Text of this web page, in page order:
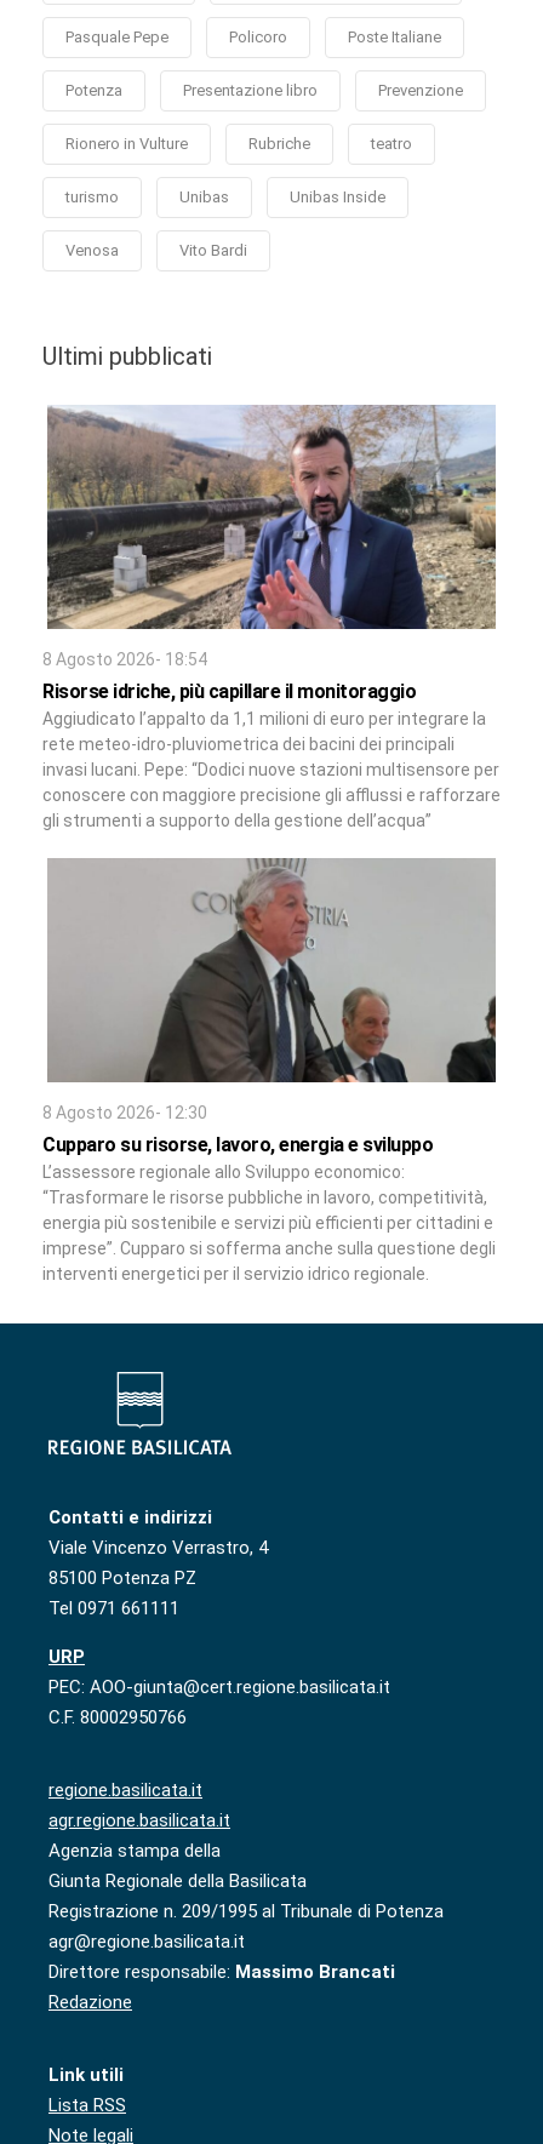
Pasquale Pepe Policoro Poste Italiane
Potenza Presentazione libro Prevenzione
Rionero in Vulture Rubriche teatro
turismo Unibas Unibas Inside
Venosa Vito Bardi
Ultimi pubblicati
8 Agosto 2026- 18:54
Risorse idriche, più capillare il monitoraggio
Aggiudicato l’appalto da 1,1 milioni di euro per integrare la
rete meteo-idro-pluviometrica dei bacini dei principali
invasi lucani. Pepe: “Dodici nuove stazioni multisensore per
conoscere con maggiore precisione gli afflussi e rafforzare
gli strumenti a supporto della gestione dell’acqua”
8 Agosto 2026- 12:30
Cupparo su risorse, lavoro, energia e sviluppo
L’assessore regionale allo Sviluppo economico:
“Trasformare le risorse pubbliche in lavoro, competitività,
energia più sostenibile e servizi più efficienti per cittadini e
imprese”. Cupparo si sofferma anche sulla questione degli
interventi energetici per il servizio idrico regionale.
Contatti e indirizzi
Viale Vincenzo Verrastro, 4
85100 Potenza PZ
Tel 0971 661111
URP
PEC: AOO-giunta@cert.regione.basilicata.it
C.F. 80002950766
regione.basilicata.it
agr.regione.basilicata.it
Agenzia stampa della
Giunta Regionale della Basilicata
Registrazione n. 209/1995 al Tribunale di Potenza
agr@regione.basilicata.it
Direttore responsabile: Massimo Brancati
Redazione
Link utili
Lista RSS
Note legali